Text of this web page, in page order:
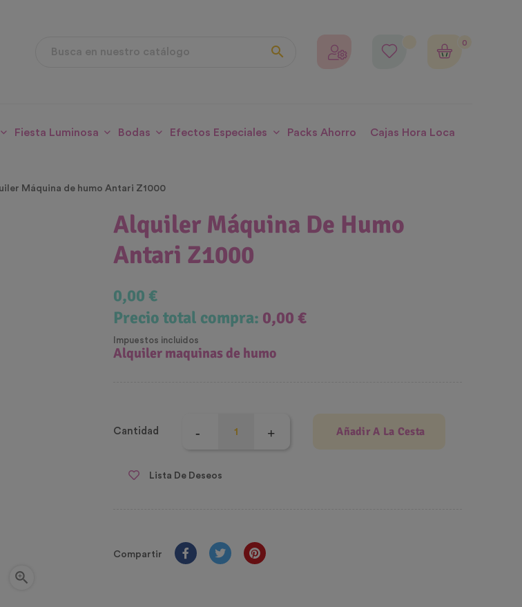

0
Fiesta Luminosa Bodas Efectos Especiales Packs Ahorro Cajas Hora Loca
Máquina de humo Antari Z1000

Alquiler Máquina De Humo
Antari Z1000
0,00 €
Precio total compra: 0,00 €
Impuestos incluidos
Alquiler maquinas de humo
Cantidad Añadir A La Cesta
Lista De Deseos
Compartir